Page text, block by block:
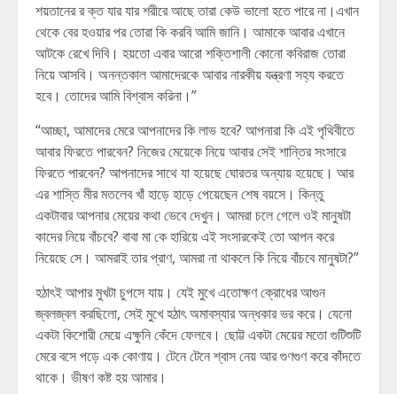
শয়তানের র ক্ত যার যার শরীরে আছে তারা কেউ ভালো হতে পারে না।এখান
থেকে বের হওয়ার পর তোরা কি করবি আমি জানি। আমাকে আবার এখানে
আটকে রেখে দিবি। হয়তো এবার আরো শক্তিশালী কোনো কবিরাজ তোরা
নিয়ে আসবি। অনন্তকাল আমাদেরকে আবার নারকীয় যন্ত্রণা সহ্য করতে
হবে। তোদের আমি বিশ্বাস করিনা।”
“আচ্ছা, আমাদের মেরে আপনাদের কি লাভ হবে? আপনারা কি এই পৃথিবীতে
আবার ফিরতে পারবেন? নিজের মেয়েকে নিয়ে আবার সেই শান্তির সংসারে
ফিরতে পারবেন? আপনাদের সাথে যা হয়েছে ঘোরতর অন্যায় হয়েছে। আর
এর শাস্তি মীর মতলেব খাঁ হাড়ে হাড়ে পেয়েছেন শেষ বয়সে। কিন্তু
একটাবার আপনার মেয়ের কথা ভেবে দেখুন। আমরা চলে গেলে ওই মানুষটা
কাদের নিয়ে বাঁচবে? বাবা মা কে হারিয়ে এই সংসারকেই তো আপন করে
নিয়েছে সে। আমরাই তার প্রাণ, আমরা না থাকলে কি নিয়ে বাঁচবে মানুষটা?”
হঠাৎই আপার মুখটা চুপসে যায়। যেই মুখে এতোক্ষণ ক্রোধের আগুন
জ্বলজ্বল করছিলো, সেই মুখে হঠাৎ অমাবস্যার অন্ধকার ভর করে। যেনো
একটা কিশোরী মেয়ে এক্ষুনি কেঁদে ফেলবে। ছোট্ট একটা মেয়ের মতো গুটিশুটি
মেরে বসে পড়ে এক কোণায়। টেনে টেনে শ্বাস নেয় আর গুণগুণ করে কাঁদতে
থাকে। ভীষণ কষ্ট হয় আমার।